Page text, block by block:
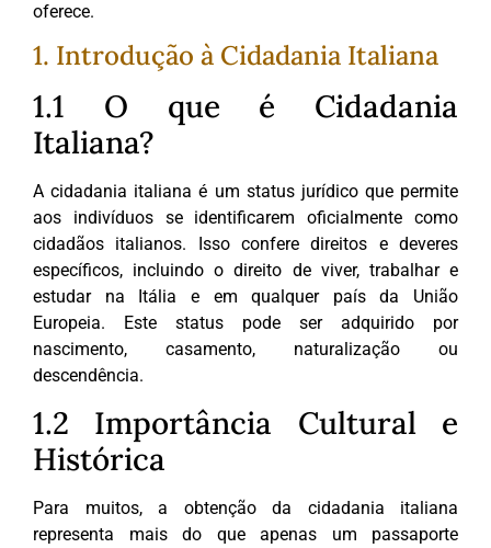
oferece.
1. Introdução à Cidadania Italiana
1.1 O que é Cidadania
Italiana?
A cidadania italiana é um status jurídico que permite
aos indivíduos se identificarem oficialmente como
cidadãos italianos. Isso confere direitos e deveres
específicos, incluindo o direito de viver, trabalhar e
estudar na Itália e em qualquer país da União
Europeia. Este status pode ser adquirido por
nascimento, casamento, naturalização ou
descendência.
1.2 Importância Cultural e
Histórica
Para muitos, a obtenção da cidadania italiana
representa mais do que apenas um passaporte